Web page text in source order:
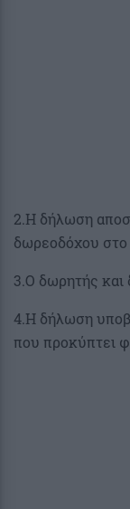
2.Η δήλωση
δωρεοδόχου
3.O δωρητής
4.Η δήλωση
που προκύπτει